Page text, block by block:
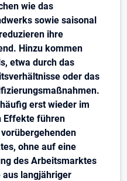
wie das
sowie saisonal
ihre
Hinzu kommen
etwa durch das
oder das
erst wieder im
Effekte führen
ohne auf eine
des Arbeitsmarktes
aus langjähriger